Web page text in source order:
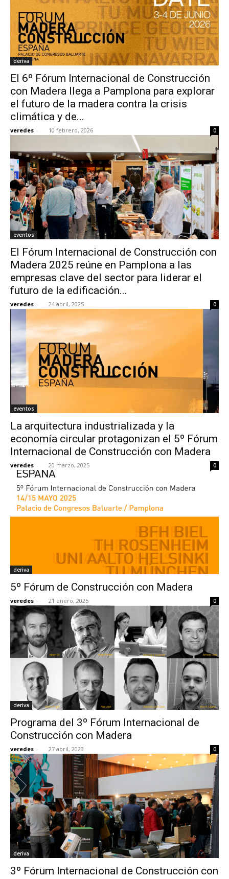
deriva
El 6º Fórum Internacional de Construcción
con Madera llega a Pamplona para explorar
el futuro de la madera contra la crisis
climática y de...
veredes - 10 febrero, 2026 0
eventos
El Fórum Internacional de Construcción con
Madera 2025 reúne en Pamplona a las
empresas clave del sector para liderar el
futuro de la edificación...
veredes - 24 abril, 2025 0
eventos
La arquitectura industrializada y la
economía circular protagonizan el 5º Fórum
Internacional de Construcción con Madera
veredes - 20 marzo, 2025 0
deriva
5º Fórum de Construcción con Madera
veredes - 21 enero, 2025 0
deriva
Programa del 3º Fórum Internacional de
Construcción con Madera
veredes - 27 abril, 2023 0
deriva
3º Fórum Internacional de Construcción con